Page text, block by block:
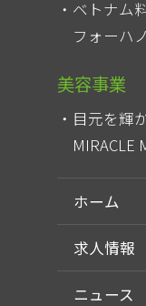
ベトナム
フォーハ
美容事業
目元を輝
MIRACLE
ホーム
求人情報
ニュース